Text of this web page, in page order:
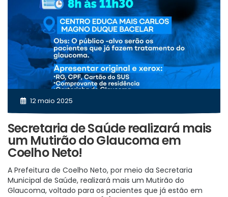
12 maio 2025
Secretaria de Saúde realizará mais
um Mutirão do Glaucoma em
Coelho Neto!
A Prefeitura de Coelho Neto, por meio da Secretaria
Municipal de Saúde, realizará mais um Mutirão do
Glaucoma, voltado para os pacientes que já estão em